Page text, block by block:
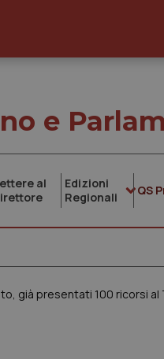
e
al
Edizioni
Regionali
QS
già presentati 100 ricorsi al